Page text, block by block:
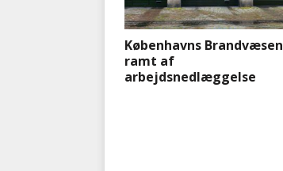
Københavns Brandvæsen
ramt af
arbejdsnedlæggelse